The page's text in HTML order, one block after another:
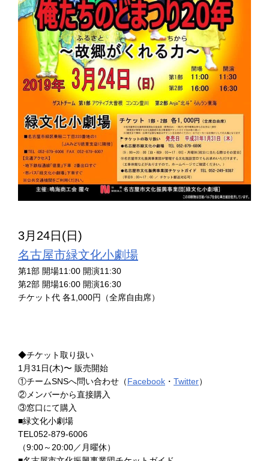
3月24日(日)
名古屋市緑文化小劇場
第1部 開場11:00 開演11:30
第2部 開場16:00 開演16:30
チケット代 各1,000円（全席自由席）
◆チケット取り扱い
1月31日(木)〜 販売開始
①チームSNSへ問い合わせ（Facebook ・ Twitter）
②メンバーから直接購入
③窓口にて購入
■緑文化小劇場
TEL052-879-6006
（9:00～20:00／月曜休）